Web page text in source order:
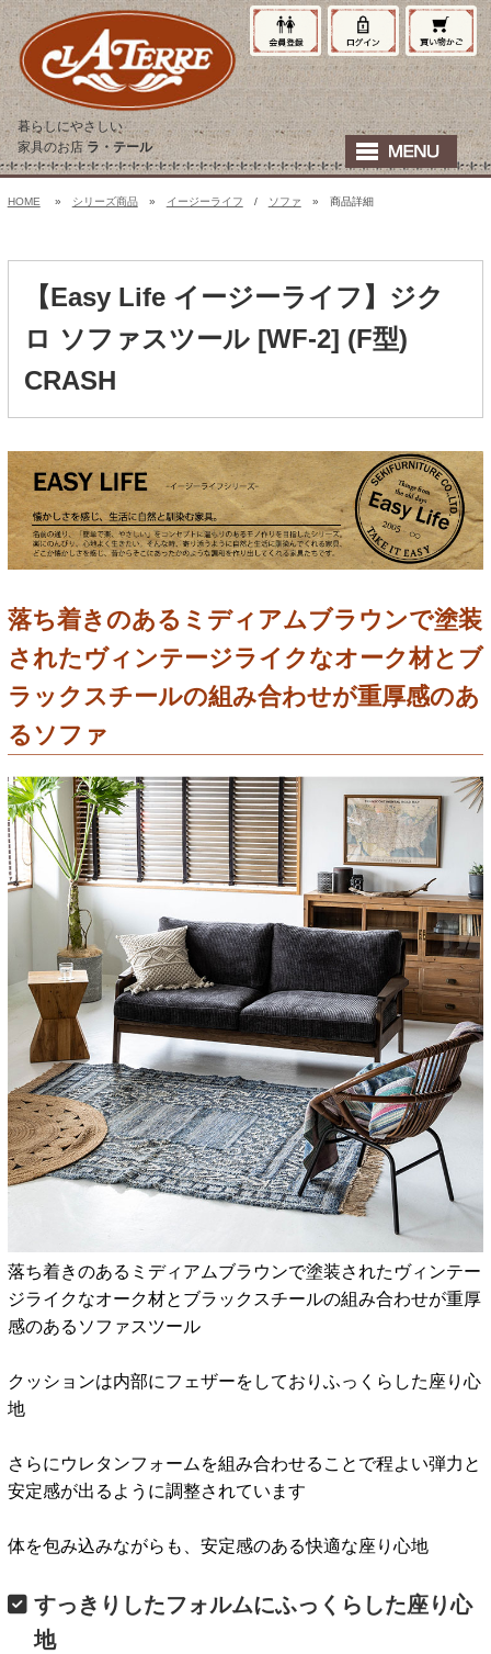
暮らしにやさしい
家具のお店ラ・テール
HOME » シリーズ商品» イージーライフ / ソファ » 商品詳細
【Easy Life イージーライフ】ジク
ロ ソファスツール [WF-2] (F型)
CRASH
落ち着きのあるミディアムブラウンで塗装
されたヴィンテージライクなオーク材とブ
ラックスチールの組み合わせが重厚感のあ
るソファ
落ち着きのあるミディアムブラウンで塗装されたヴィンテー
ジライクなオーク材とブラックスチールの組み合わせが重厚
感のあるソファスツール
クッションは内部にフェザーをしておりふっくらした座り心
地
さらにウレタンフォームを組み合わせることで程よい弾力と
安定感が出るように調整されています
体を包み込みながらも、安定感のある快適な座り心地
すっきりしたフォルムにふっくらした座り心
地